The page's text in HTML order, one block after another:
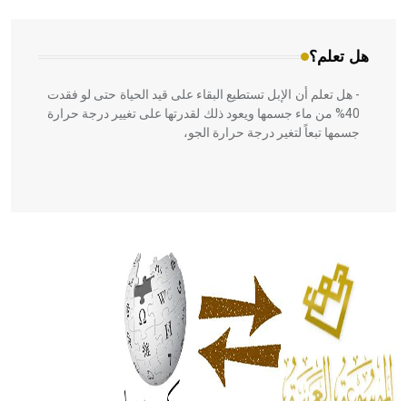
هل تعلم؟
- هل تعلم أن الإبل تستطيع البقاء على قيد الحياة حتى لو فقدت
40% من ماء جسمها ويعود ذلك لقدرتها على تغيير درجة حرارة
جسمها تبعاً لتغير درجة حرارة الجو،
الحكم، الأدلة، تنظيم التغذية، ورسالته في جروح الرأس. ويعود
له الفضل بأنه حرر الطب من الدين والفلسفة.
- هل تعلم أن المرجان إفراز حيواني يتكون في البحر ويتركب
من مادة كربونات الكلسيوم، وهو أحمر أو شديد الحمرة وهو